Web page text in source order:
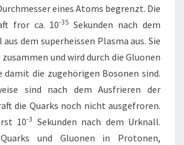
eines Atoms begrenzt. Die
fror ca. 10-35 Sekunden nach dem
dem superheissen Plasma aus. Sie
und wird durch die Gluonen
damit die zugehörigen Bosonen sind.
sind nach dem Ausfrieren der
die Quarks noch nicht ausgefroren.
10-3 Sekunden nach dem Urknall.
und Gluonen in Protonen,